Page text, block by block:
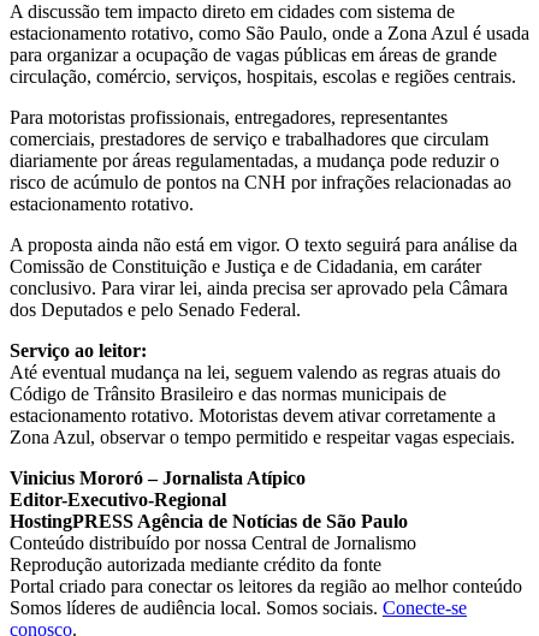
A discussão tem impacto direto em cidades com sistema de
estacionamento rotativo, como São Paulo, onde a Zona Azul é usada
para organizar a ocupação de vagas públicas em áreas de grande
circulação, comércio, serviços, hospitais, escolas e regiões centrais.
Para motoristas profissionais, entregadores, representantes
comerciais, prestadores de serviço e trabalhadores que circulam
diariamente por áreas regulamentadas, a mudança pode reduzir o
risco de acúmulo de pontos na CNH por infrações relacionadas ao
estacionamento rotativo.
A proposta ainda não está em vigor. O texto seguirá para análise da
Comissão de Constituição e Justiça e de Cidadania, em caráter
conclusivo. Para virar lei, ainda precisa ser aprovado pela Câmara
dos Deputados e pelo Senado Federal.
Serviço ao leitor:
Até eventual mudança na lei, seguem valendo as regras atuais do
Código de Trânsito Brasileiro e das normas municipais de
estacionamento rotativo. Motoristas devem ativar corretamente a
Zona Azul, observar o tempo permitido e respeitar vagas especiais.
Vinicius Mororó – Jornalista Atípico
Editor-Executivo-Regional
HostingPRESS Agência de Notícias de São Paulo
Conteúdo distribuído por nossa Central de Jornalismo
Reprodução autorizada mediante crédito da fonte
Portal criado para conectar os leitores da região ao melhor conteúdo
Somos líderes de audiência local. Somos sociais. Conecte-se
conosco.